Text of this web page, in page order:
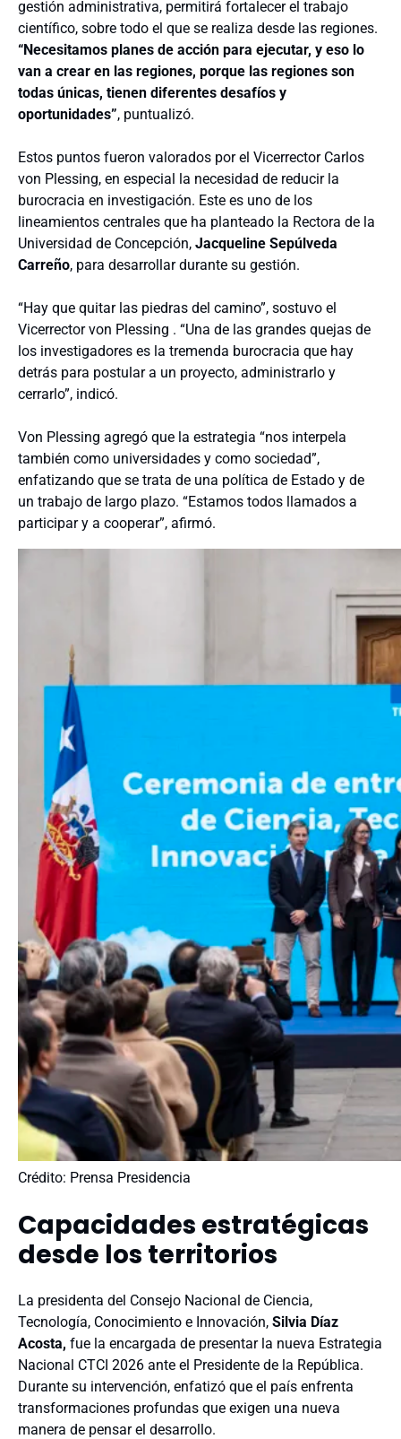
gestión administrativa, permitirá fortalecer el trabajo
científico, sobre todo el que se realiza desde las regiones.
“Necesitamos planes de acción para ejecutar, y eso lo
van a crear en las regiones, porque las regiones son
todas únicas, tienen diferentes desafíos y
oportunidades”, puntualizó.
Estos puntos fueron valorados por el Vicerrector Carlos
von Plessing, en especial la necesidad de reducir la
burocracia en investigación. Este es uno de los
lineamientos centrales que ha planteado la Rectora de la
Universidad de Concepción, Jacqueline Sepúlveda
Carreño, para desarrollar durante su gestión.
“Hay que quitar las piedras del camino”, sostuvo el
Vicerrector von Plessing . “Una de las grandes quejas de
los investigadores es la tremenda burocracia que hay
detrás para postular a un proyecto, administrarlo y
cerrarlo”, indicó.
Von Plessing agregó que la estrategia “nos interpela
también como universidades y como sociedad”,
enfatizando que se trata de una política de Estado y de
un trabajo de largo plazo. “Estamos todos llamados a
participar y a cooperar”, afirmó.
Crédito: Prensa Presidencia
Capacidades estratégicas
desde los territorios
La presidenta del Consejo Nacional de Ciencia,
Tecnología, Conocimiento e Innovación, Silvia Díaz
Acosta, fue la encargada de presentar la nueva Estrategia
Nacional CTCI 2026 ante el Presidente de la República.
Durante su intervención, enfatizó que el país enfrenta
transformaciones profundas que exigen una nueva
manera de pensar el desarrollo.